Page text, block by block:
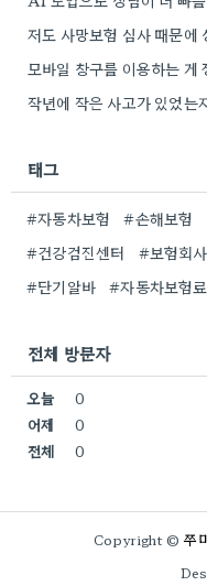
태그
#자동차보험 #손해보험
#건강검진센터
#보험회
#단기알바
#자동차보험
전체 방문자
오늘
0
어제
0
전체
0
Copyright ©쭈